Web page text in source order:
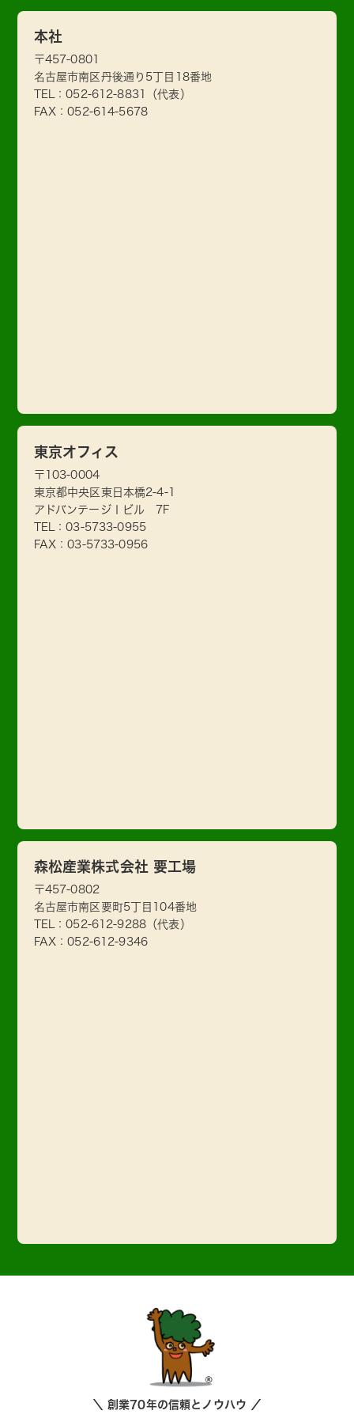
本社
〒457-0801
名古屋市南区丹後通り5丁目18番地
TEL：052-612-8831
（代表）
FAX：052-614-5678
東京オフィス
〒103-0004
東京都中央区東日本橋2-4-1
アドバンテージⅠビル 7F
TEL：03-5733-0955
FAX：03-5733-0956
森松産業株式会社 要工場
〒457-0802
名古屋市南区要町5丁目104番地
TEL：052-612-9288 （代表）
FAX：052-612-9346
＼ 創業70年の信頼とノウハウ ／